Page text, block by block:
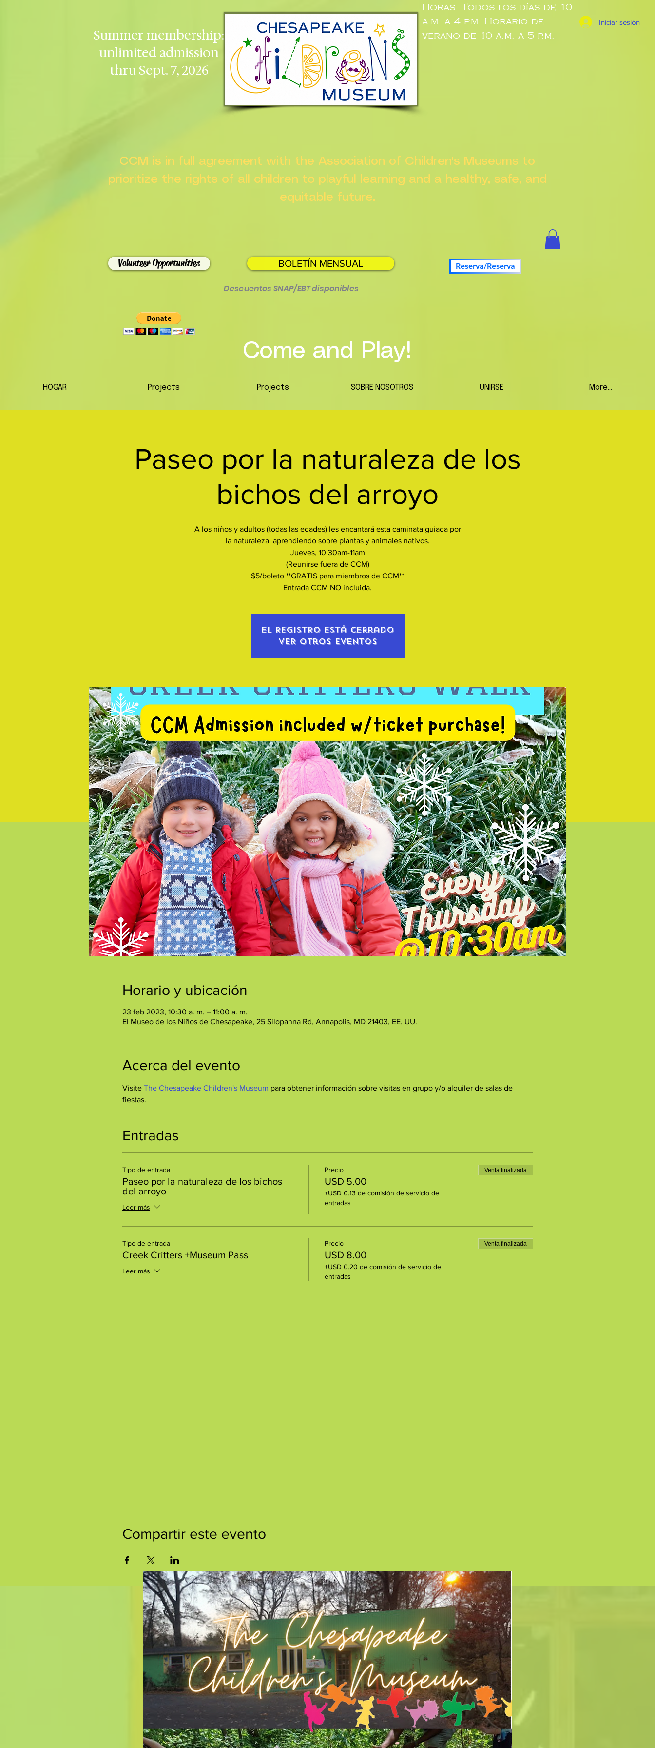
Summer membership:
unlimited admission
thru Sept. 7, 2026
Horas: Todos los días de 10
a.m. a 4 p.m. Horario de
verano de 10 a.m. a 5 p.m.
Iniciar sesión
CCM is in full agreement with the Association of Children's Museums to
prioritize the rights of all children to playful learning and a healthy, safe, and
equitable future.
Volunteer Opportunities BOLETÍN MENSUAL Reserva/Reserva
Descuentos SNAP/EBT disponibles
Come and Play!
HOGAR Projects Projects SOBRE NOSOTROS UNIRSE More...
Paseo por la naturaleza de los
bichos del arroyo
A los niños y adultos (todas las edades) les encantará esta caminata guiada por
la naturaleza, aprendiendo sobre plantas y animales nativos.
Jueves, 10:30am-11am
(Reunirse fuera de CCM)
$5/boleto **GRATIS para miembros de CCM**
Entrada CCM NO incluida.
El registro está cerrado
Ver otros eventos
Horario y ubicación
23 feb 2023, 10:30 a. m. – 11:00 a. m.
El Museo de los Niños de Chesapeake, 25 Silopanna Rd, Annapolis, MD 21403, EE. UU.
Acerca del evento
Visite The Chesapeake Children's Museum para obtener información sobre visitas en grupo y/o alquiler de salas de
fiestas.
Entradas
Tipo de entrada
Paseo por la naturaleza de los bichos
del arroyo
Leer más
Precio
USD 5.00
+USD 0.13 de comisión de servicio de
entradas
Venta finalizada
Tipo de entrada
Creek Critters +Museum Pass
Leer más
Precio
USD 8.00
+USD 0.20 de comisión de servicio de
entradas
Venta finalizada
Compartir este evento